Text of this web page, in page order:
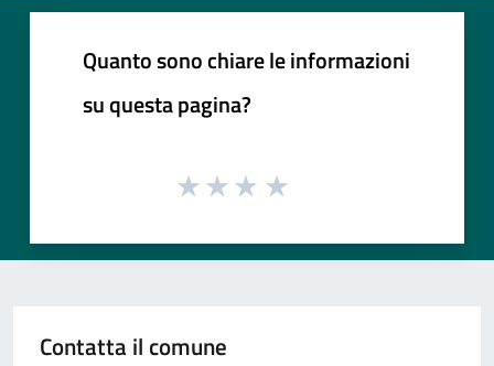
Quanto sono chiare le informazioni
su questa pagina?
Contatta il comune